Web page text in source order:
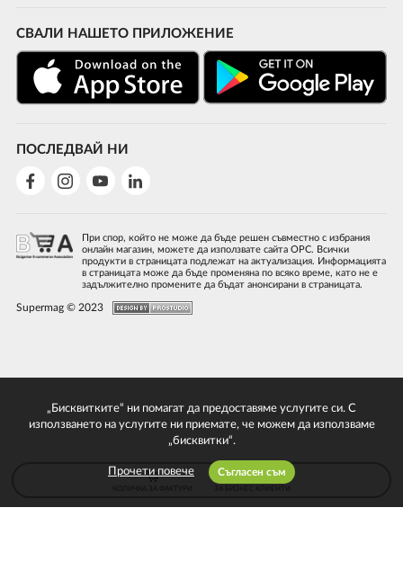
СВАЛИ НАШЕТО ПРИЛОЖЕНИЕ
ПОСЛЕДВАЙ НИ
При спор, който не може да бъде решен съвместно с избрания
онлайн магазин, можете да използвате сайта ОРС. Всички
продукти в страницата подлежат на актуализация. Информацията
в страницата може да бъде променяна по всяко време, като не е
задължително промените да бъдат анонсирани в страницата.
Supermag © 2023
„Бисквитките“ ни помагат да предоставяме услугите си. С
използването на услугите ни приемате, че можем да използваме
„бисквитки“.
Прочети повече Съгласен съм